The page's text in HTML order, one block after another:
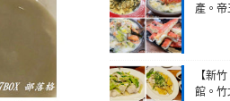
產。
【新
館。竹